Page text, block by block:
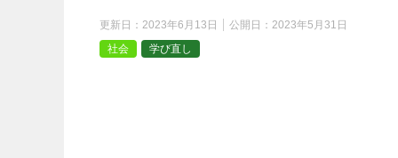
更新日： 2023年6月13日 公開日： 2023年5月31日
社会
学び直し